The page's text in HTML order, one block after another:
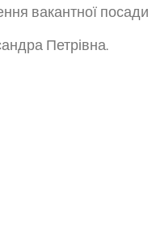
вакантної
Петрівна.